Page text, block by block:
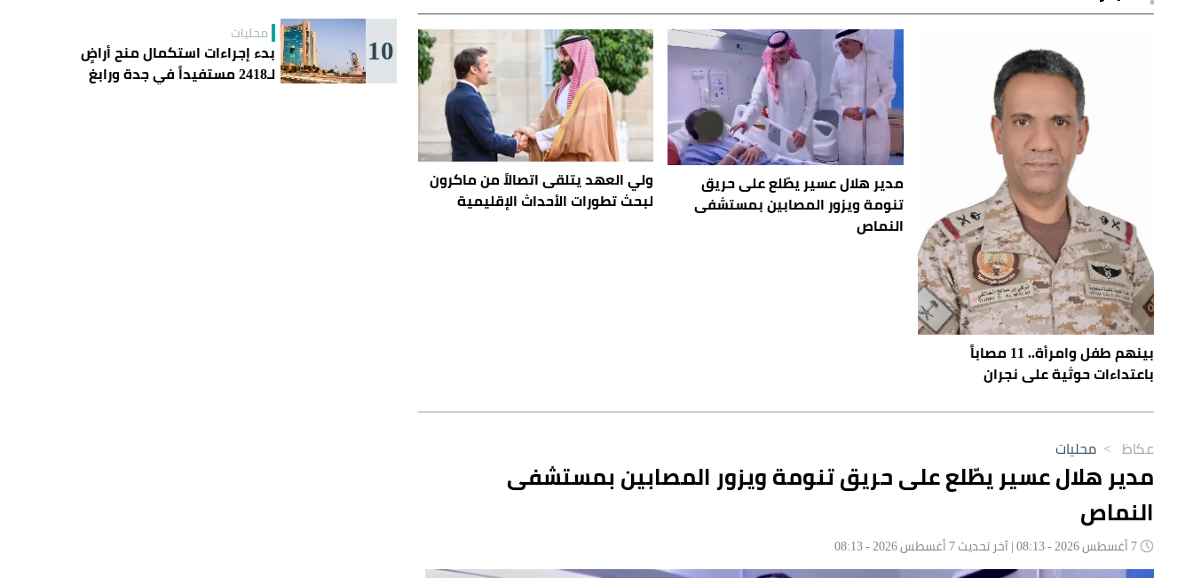
بينهم طفل وامرأة.. 11 مصاباً
باعتداءات حوثية على نجران
مدير هلال عسير يطّلع على حريق
تنومة ويزور المصابين بمستشفى
النماص
ولي العهد يتلقى اتصالاً من ماكرون
لبحث تطورات الأحداث الإقليمية
10 محليات
بدء إجراءات استكمال منح أراضٍ
لـ2418 مستفيداً في جدة ورابغ
عكاظ > محليات
مدير هلال عسير يطّلع على حريق تنومة ويزور المصابين بمستشفى
النماص